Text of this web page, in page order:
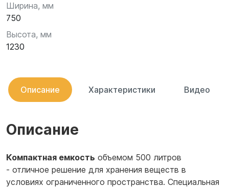
Ширина, мм
750
Высота, мм
1230
Описание Характеристики Видео
Описание
Компактная емкость объемом 500 литров
- отличное решение для хранения веществ в
условиях ограниченного пространства. Специальная